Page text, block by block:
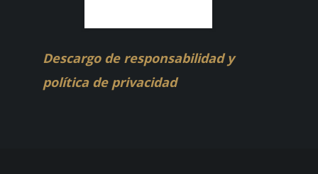
Descargo de responsabilidad y
política de privacidad